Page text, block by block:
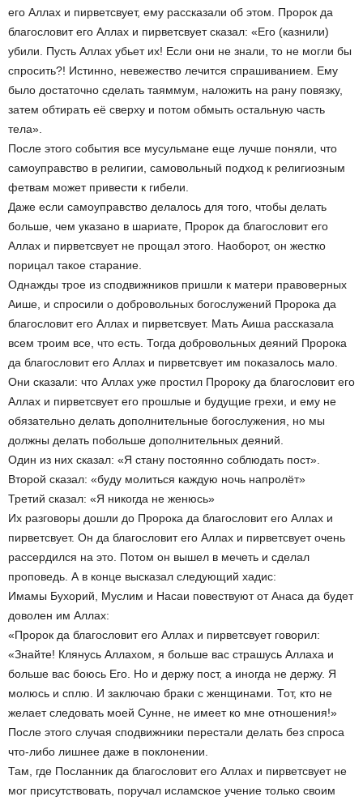
его Аллах и пирветсвует, ему рассказали об этом. Пророк да
благословит его Аллах и пирветсвует сказал: «Его (казнили)
убили. Пусть Аллах убьет их! Если они не знали, то не могли бы
спросить?! Истинно, невежество лечится спрашиванием. Ему
было достаточно сделать таяммум, наложить на рану повязку,
затем обтирать её сверху и потом обмыть остальную часть
тела».
После этого события все мусульмане еще лучше поняли, что
самоуправство в религии, самовольный подход к религиозным
фетвам может привести к гибели.
Даже если самоуправство делалось для того, чтобы делать
больше, чем указано в шариате, Пророк да благословит его
Аллах и пирветсвует не прощал этого. Наоборот, он жестко
порицал такое старание.
Однажды трое из сподвижников пришли к матери правоверных
Аише, и спросили о добровольных богослужений Пророка да
благословит его Аллах и пирветсвует. Мать Аиша рассказала
всем троим все, что есть. Тогда добровольных деяний Пророка
да благословит его Аллах и пирветсвует им показалось мало.
Они сказали: что Аллах уже простил Пророку да благословит его
Аллах и пирветсвует его прошлые и будущие грехи, и ему не
обязательно делать дополнительные богослужения, но мы
должны делать побольше дополнительных деяний.
Один из них сказал: «Я стану постоянно соблюдать пост».
Второй сказал: «буду молиться каждую ночь напролёт»
Третий сказал: «Я никогда не женюсь»
Их разговоры дошли до Пророка да благословит его Аллах и
пирветсвует. Он да благословит его Аллах и пирветсвует очень
рассердился на это. Потом он вышел в мечеть и сделал
проповедь. А в конце высказал следующий хадис:
Имамы Бухорий, Муслим и Насаи повествуют от Анаса да будет
доволен им Аллах:
«Пророк да благословит его Аллах и пирветсвует говорил:
«Знайте! Клянусь Аллахом, я больше вас страшусь Аллаха и
больше вас боюсь Его. Но и держу пост, а иногда не держу. Я
молюсь и сплю. И заключаю браки с женщинами. Тот, кто не
желает следовать моей Сунне, не имеет ко мне отношения!»
После этого случая сподвижники перестали делать без спроса
что-либо лишнее даже в поклонении.
Там, где Посланник да благословит его Аллах и пирветсвует не
мог присутствовать, поручал исламское учение только своим